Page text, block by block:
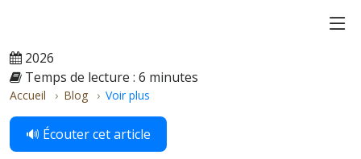
2026
Temps de lecture : 6 minutes
Accueil Blog Voir plus
🔊 Écouter cet article